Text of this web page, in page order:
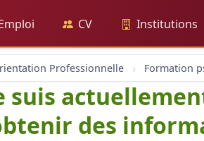
CV Institutions
Professionnelle
suis
des